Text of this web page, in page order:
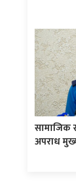
सामाजिक
अपराध मुख्य